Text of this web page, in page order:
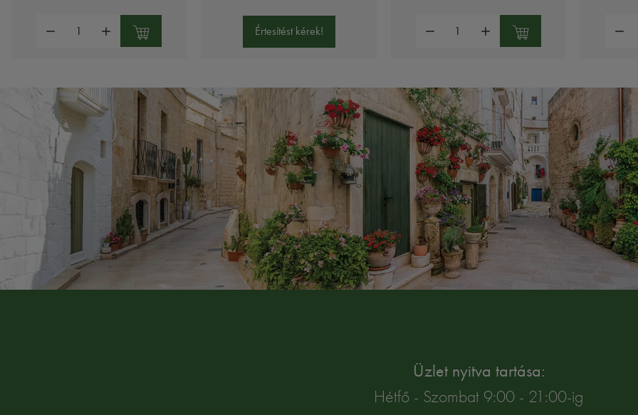
Értesítést kérek!
Üzlet nyitva tartása:
Hétfő - Szombat 9:00 - 21:00-ig